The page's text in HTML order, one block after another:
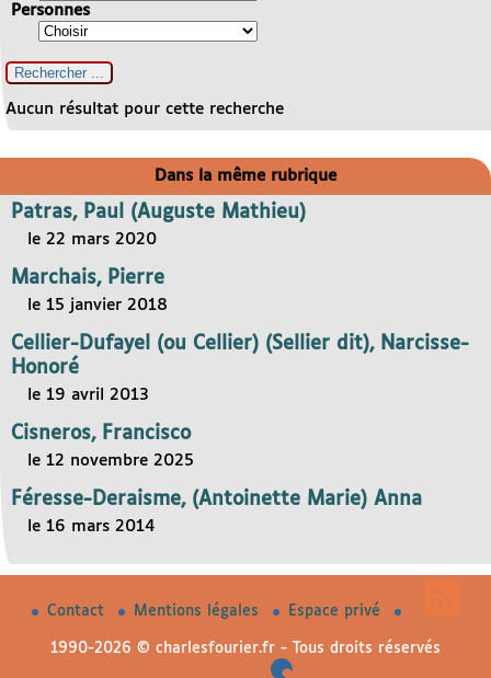
Personnes
Aucun résultat pour cette recherche
Dans la même rubrique
Patras, Paul (Auguste Mathieu)
le 22 mars 2020
Marchais, Pierre
le 15 janvier 2018
Cellier-Dufayel (ou Cellier) (Sellier dit), Narcisse-
Honoré
le 19 avril 2013
Cisneros, Francisco
le 12 novembre 2025
Féresse-Deraisme, (Antoinette Marie) Anna
le 16 mars 2014
Contact Mentions légales Espace privé
1990-2026 © charlesfourier.fr - Tous droits réservés